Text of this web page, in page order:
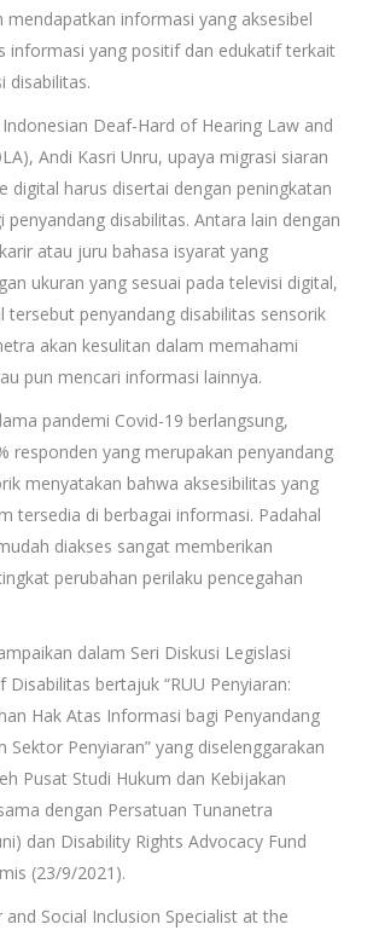
mendapatkan informasi yang aksesibel
informasi yang positif dan edukatif terkait
disabilitas.
Deaf-Hard of Hearing Law and
Andi Kasri Unru, upaya migrasi siaran
digital harus disertai dengan peningkatan
penyandang disabilitas. Antara lain dengan
atau juru bahasa isyarat yang
ukuran yang sesuai pada televisi digital,
tersebut penyandang disabilitas sensorik
akan kesulitan dalam memahami
pun mencari informasi lainnya.
pandemi Covid-19 berlangsung,
responden yang merupakan penyandang
menyatakan bahwa aksesibilitas yang
tersedia di berbagai informasi. Padahal
diakses sangat memberikan
perubahan perilaku pencegahan
dalam Seri Diskusi Legislasi
Disabilitas bertajuk “RUU Penyiaran:
Hak Atas Informasi bagi Penyandang
Sektor Penyiaran” yang diselenggarakan
Pusat Studi Hukum dan Kebijakan
dengan Persatuan Tunanetra
dan Disability Rights Advocacy Fund
(23/9/2021).
and Social Inclusion Specialist at the